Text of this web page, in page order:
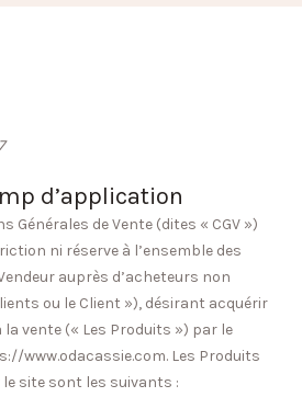
d’application
Générales de Vente (dites « CGV »)
ni réserve à l’ensemble des
auprès d’acheteurs non
ou le Client »), désirant acquérir
vente (« Les Produits ») par le
www.odacassie.com. Les Produits
site sont les suivants :